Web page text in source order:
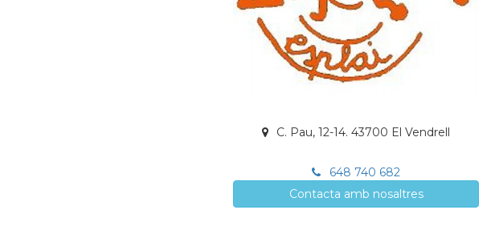
C. Pau, 12-14. 43700 El Vendrell
648 740 682
Contacta amb nosaltres